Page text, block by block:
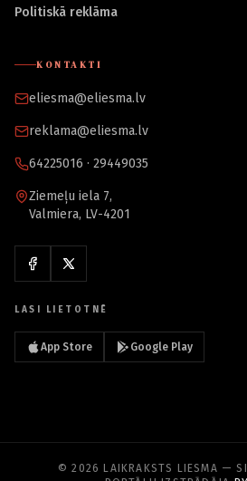
Politiskā reklāma
KONTAKTI
eliesma@eliesma.lv
reklama@eliesma.lv
64225016 · 29449035
Ziemeļu iela 7,
Valmiera, LV-4201
LASI LIETOTNĒ
App Store Google Play
© 2026 LAIKRAKSTS LIESMA —